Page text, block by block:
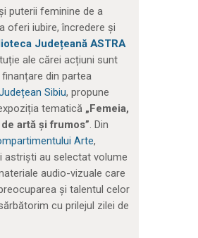
puterii feminine de a
oferi iubire, încredere și
Județeană ASTRA
ale cărei acțiuni sunt
din partea
Sibiu, propune
tematică „Femeia,
artă și frumos”. Din
Arte,
astriști au selectat volume
audio-vizuale care
și talentul celor
cu prilejul zilei de